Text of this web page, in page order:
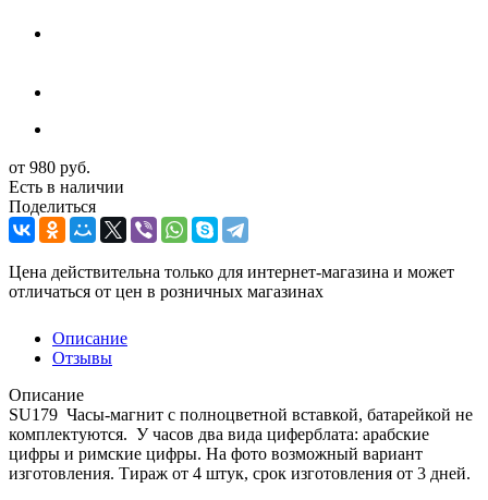
от 980 руб.
Есть в наличии
Поделиться
Цена действительна только для интернет-магазина и может
отличаться от цен в розничных магазинах
Описание
Отзывы
Описание
SU179 Часы-магнит с полноцветной вставкой, батарейкой не
комплектуются. У часов два вида циферблата: арабские
цифры и римские цифры. На фото возможный вариант
изготовления. Тираж от 4 штук, срок изготовления от 3 дней.